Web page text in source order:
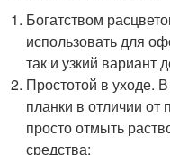
Богатством
использовать для
так и узкий вариант
Простотой в уходе.
планки в отличии
просто отмыть
средства;